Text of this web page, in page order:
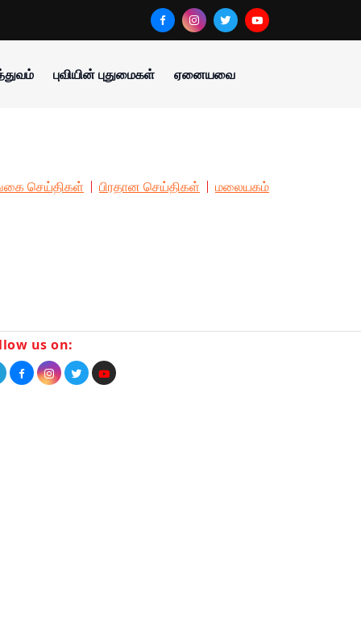
புவியின் புதுமைகள் ஏனையவை
செய்திகள் பிரதான செய்திகள் மலையகம்
us on: